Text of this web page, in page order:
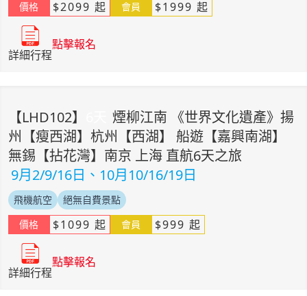
價格
$2099 起 會員 $1999 起
詳細行程
點擊報名
【LHD102】
煙柳江南 《世界文化遺產》揚
州【瘦西湖】杭州【西湖】 船遊【嘉興南湖】
無錫【拈花灣】南京 上海 直航6天之旅
9月2/9/16日、10月10/16/19日
飛機航空
絕無自費景點
價格
$1099 起 會員 $999 起
詳細行程
點擊報名